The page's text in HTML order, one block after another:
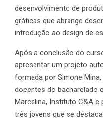
desenvolvimento de
gráficas que abrange
introdução ao design de
Após a conclusão do
apresentar um projeto
formada por Simone
docentes do bacharelado
Marcelina, Instituto C&A e
três jovens que se